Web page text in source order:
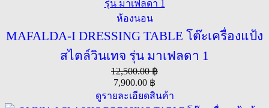
ห้องนอน
MAFALDA-I DRESSING TABLE โต๊ะเครื่องแป้ง
สไตล์วินเทจ รุ่น มาเฟลดา 1
12,500.00฿
7,900.00 ฿
ดูรายละเอียดสินค้า